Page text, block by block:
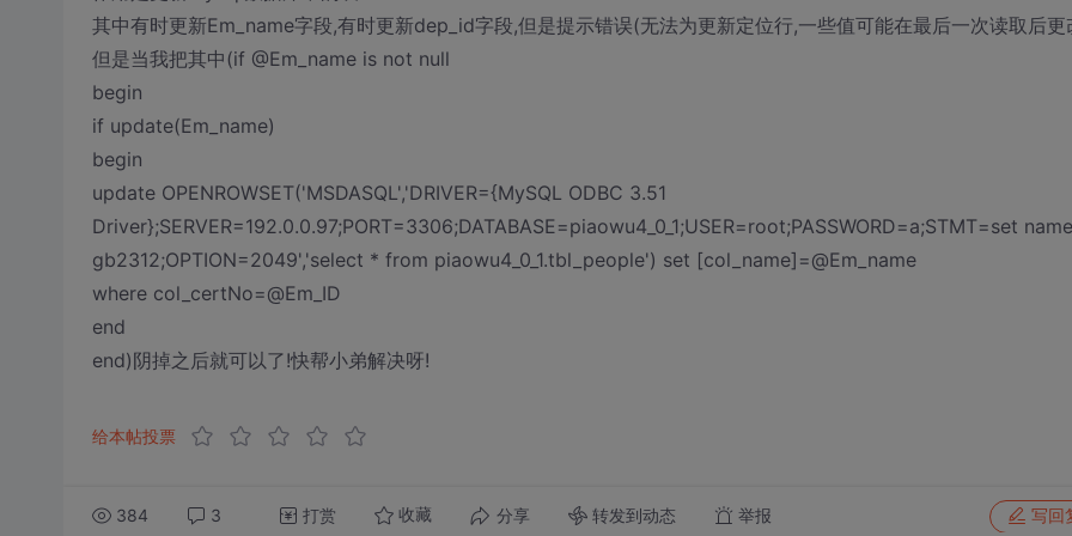
其中有时更新Em_name字段,有时更新dep_id字段,但是提示错误(无法为更新定位行,一些值可能在最后一次读取后更
但是当我把其中(if @Em_name is not null
begin
if update(Em_name)
begin
update OPENROWSET('MSDASQL','DRIVER={MySQL ODBC 3.51
Driver};SERVER=192.0.0.97;PORT=3306;DATABASE=piaowu4_0_1;USER=root;PASSWORD=a;STMT=set
gb2312;OPTION=2049','select * from piaowu4_0_1.tbl_people') set [col_name]=@Em_name
where col_certNo=@Em_ID
end
end)阴掉之后就可以了!快帮小弟解决呀!
给本帖投票
384 3 打赏 收藏 分享 转发到动态 举报 写回